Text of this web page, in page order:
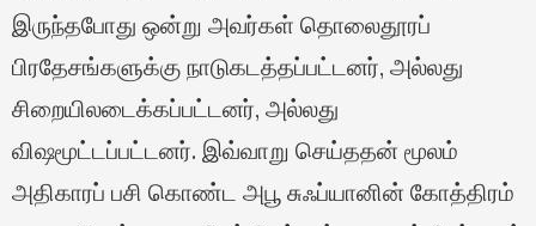
இருந்தபோது ஒன்று அவர்கள் தொலைதூரப்
பிரதேசங்களுக்கு நாடுகடத்தப்பட்டனர், அல்லது
சிறையிலடைக்கப்பட்டனர், அல்லது
விஷமூட்டப்பட்டனர். இவ்வாறு செய்ததன் மூலம்
அதிகாரப் பசி கொண்ட அபூ சுஃப்யானின் கோத்திரம்